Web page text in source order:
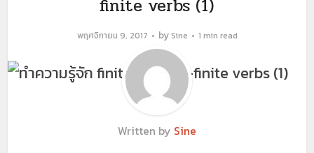
finite verbs (1)
พฤศจิกายน 9, 2017 by Sine 1 min read
Written by Sine